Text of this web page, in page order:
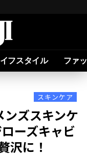
フスタイル ファ
スキンケア
ズスキンケ
ーズキャビ
沢に！